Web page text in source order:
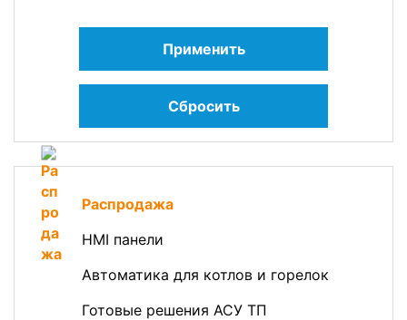
Применить
Сбросить
Распродажа
HMI панели
Автоматика для котлов и горелок
Готовые решения АСУ ТП